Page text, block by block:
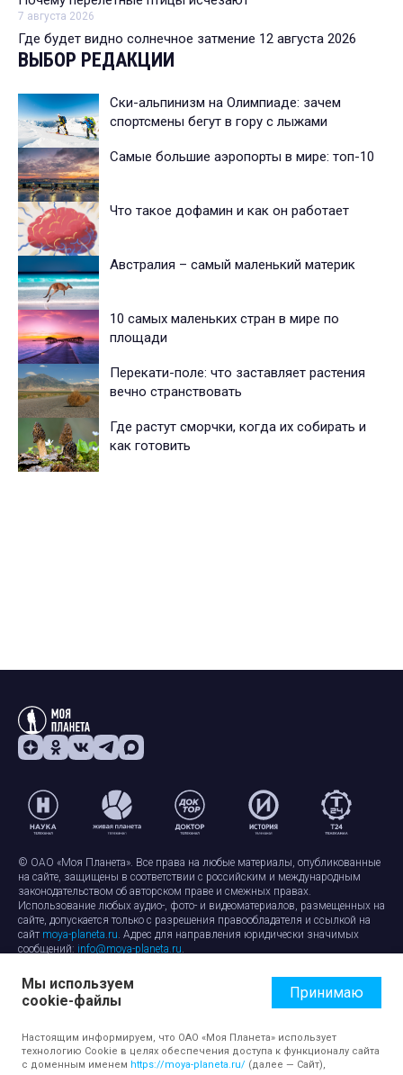
7 августа 2026
Где будет видно солнечное затмение 12 августа 2026
ВЫБОР РЕДАКЦИИ
Ски-альпинизм на Олимпиаде: зачем
спортсмены бегут в гору с лыжами
Cамые большие аэропорты в мире: топ-10
Что такое дофамин и как он работает
Австралия – самый маленький материк
10 самых маленьких стран в мире по
площади
Перекати-поле: что заставляет растения
вечно странствовать
Где растут сморчки, когда их собирать и
как готовить
© ОАО «Моя Планета». Все права на любые материалы, опубликованные
на сайте, защищены в соответствии с российским и международным
законодательством об авторском праве и смежных правах.
Использование любых аудио-, фото- и видеоматериалов, размещенных на
сайте, допускается только с разрешения правообладателя и ссылкой на
сайт moya-planeta.ru. Адрес для направления юридически значимых
сообщений: info@moya-planeta.ru.
Правила сайтаРабота с cookie-файлами
Защита персональных данных
Обработка персональных данных
Мы используем
cookie-файлы
Принимаю
Настоящим информируем, что ОАО «Моя Планета» использует
технологию Cookie в целях обеспечения доступа к функционалу сайта
с доменным именем https://moya-planeta.ru/ (далее — Сайт),